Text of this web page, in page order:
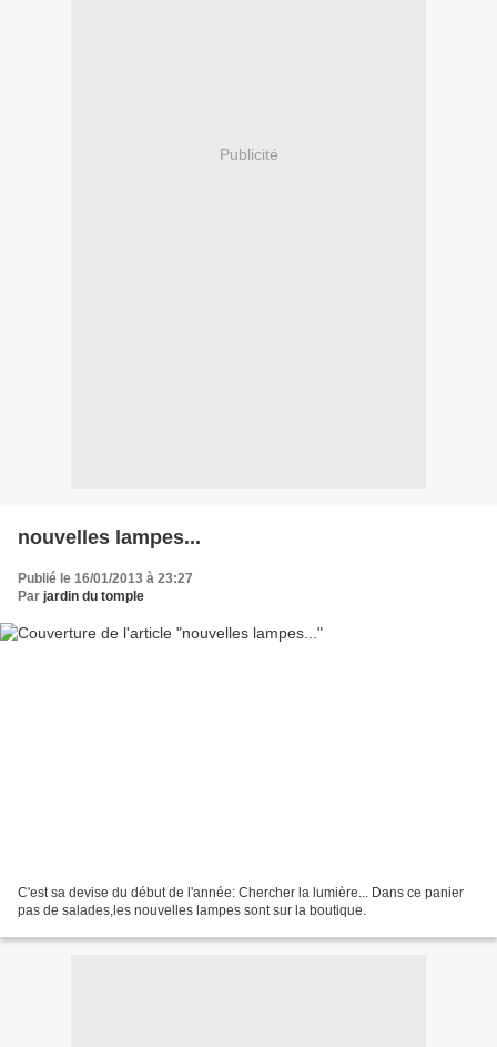
Publicité
nouvelles lampes...
Publié le 16/01/2013 à 23:27
Par jardin du tomple
C'est sa devise du début de l'année: Chercher la lumière... Dans ce panier
pas de salades,les nouvelles lampes sont sur la boutique.